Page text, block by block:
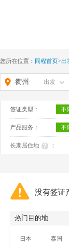
您所在位置： 同程首页>出
衢州 出发
签证类型： 不
产品服务： 不
长期居住地 ：
没有签证
热门目的地
日本 泰国